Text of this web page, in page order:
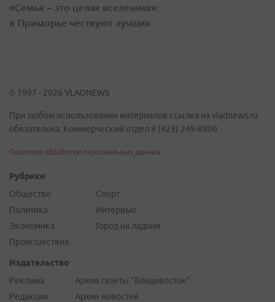
«Семья – это целая вселенная»:
в Приморье чествуют лучших
© 1997 - 2026 VLADNEWS
При любом использовании материалов ссылка на vladnews.ru
обязательна. Коммерческий отдел 8 (423) 249-8800
Политика обработки персональных данных
Рубрики
Общество
Политика
Экономика
Происшествия
Спорт
Интервью
Город на ладони
Издательство
Реклама
Редакция
Архив газеты "Владивосток"
Архив новостей